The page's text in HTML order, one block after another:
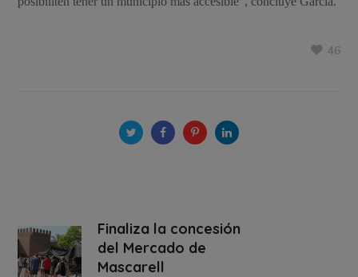
46
Finaliza la concesión
del Mercado de
Mascarell